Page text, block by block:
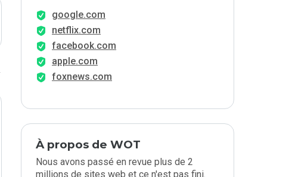
google.com
netflix.com
facebook.com
apple.com
foxnews.com
À propos de WOT
Nous avons passé en revue plus de 2
millions de sites web et ce n'est pas fini.